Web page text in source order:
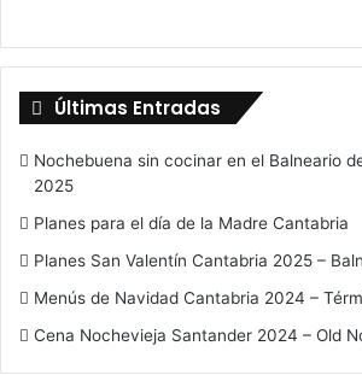
Últimas Entradas
Nochebuena sin cocinar en el Balneario
2025
Planes para el día de la Madre Cantabria
Planes San Valentín Cantabria 2025 –
Menús de Navidad Cantabria 2024 –
Cena Nochevieja Santander 2024 – Old